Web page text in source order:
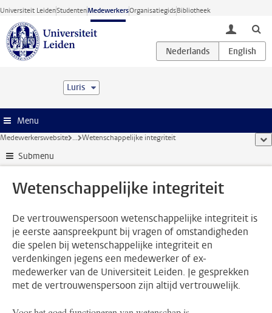
Ga direct naar de inhoud
Universiteit LeidenStudentenMedewerkersOrganisatiegidsBibliotheek
toggle
Luris
Menu
Medewerkerswebsite ... Wetenschappelijke integriteit
Submenu
Wetenschappelijke integriteit
De vertrouwenspersoon wetenschappelijke integriteit is
je eerste aanspreekpunt bij vragen of omstandigheden
die spelen bij wetenschappelijke integriteit en
verdenkingen jegens een medewerker of ex-
medewerker van de Universiteit Leiden. Je gesprekken
met de vertrouwenspersoon zijn altijd vertrouwelijk.